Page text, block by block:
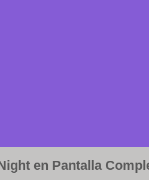
en Pantalla